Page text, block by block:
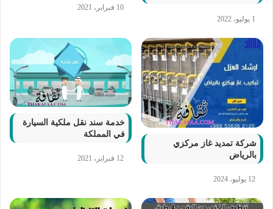
1 يوليو، 2022
10 فبراير، 2021
شركة تمديد غاز مركزي
بالرياض
12 يوليو، 2024
خدمة سند نقل ملكية السيارة
في المملكة
12 فبراير، 2021